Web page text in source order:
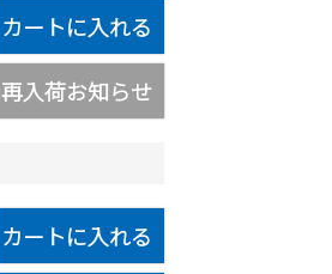
カートに入れる
再入荷お知らせ
カートに入れる